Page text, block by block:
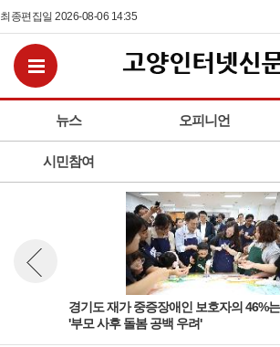
최종편집일 2026-08-06 14:35
뉴스 오피니언
시민참여
전체메뉴보기
경기도 재가 중증장애인 보호자의 46%
'부모 사후 돌봄 공백 우려'
뉴스 이전보기